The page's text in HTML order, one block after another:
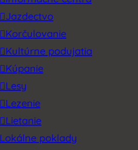
Jazdectvo
Korčulovanie
Kultúrne podujatia
Kúpanie
Lesy
Lezenie
Lietanie
Lokálne poklady